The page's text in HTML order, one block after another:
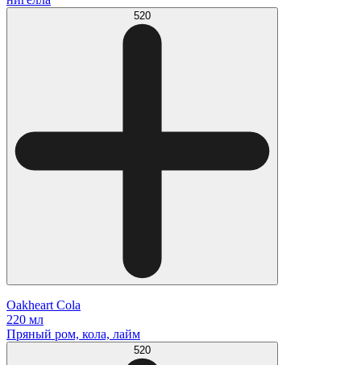
520
Oakheart Cola
220 мл
Пряный ром, кола, лайм
520